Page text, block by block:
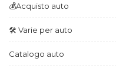
💰Acquisto auto
🛠️ Varie per auto
Catalogo auto